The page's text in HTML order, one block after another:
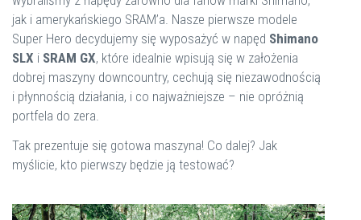
jak i amerykańskiego SRAM’a. Nasze pierwsze modele
Super Hero decydujemy się wyposażyć w napęd Shimano
SLX i SRAM GX, które idealnie wpisują się w założenia
dobrej maszyny downcountry, cechują się niezawodnością
i płynnością działania, i co najważniejsze – nie opróżnią
portfela do zera.
Tak prezentuje się gotowa maszyna! Co dalej? Jak
myślicie, kto pierwszy będzie ją testować?